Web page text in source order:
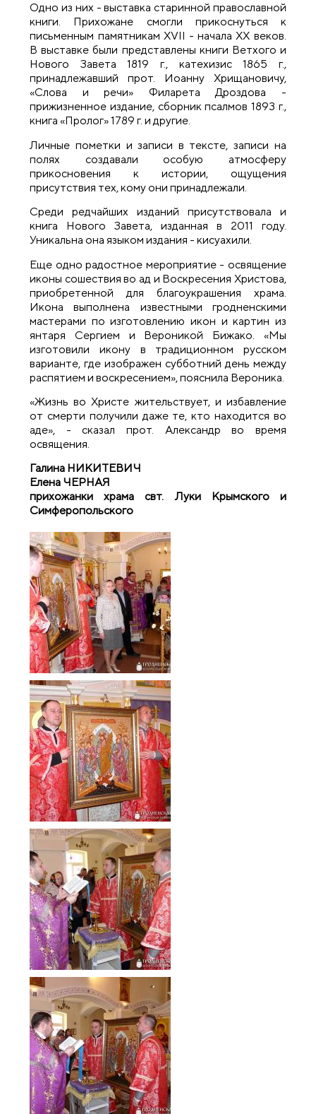
Одно из них - выставка старинной православной
книги. Прихожане смогли прикоснуться к
письменным памятникам ХVII - начала ХХ веков.
В выставке были представлены книги Ветхого и
Нового Завета 1819 г., катехизис 1865 г.,
принадлежавший прот. Иоанну Хрищановичу,
«Слова и речи» Филарета Дроздова -
прижизненное издание, сборник псалмов 1893 г.,
книга «Пролог» 1789 г. и другие.
Личные пометки и записи в тексте, записи на
полях создавали особую атмосферу
прикосновения к истории, ощущения
присутствия тех, кому они принадлежали.
Среди редчайших изданий присутствовала и
книга Нового Завета, изданная в 2011 году.
Уникальна она языком издания - кисуахили.
Еще одно радостное мероприятие - освящение
иконы сошествия во ад и Воскресения Христова,
приобретенной для благоукрашения храма.
Икона выполнена известными гродненскими
мастерами по изготовлению икон и картин из
янтаря Сергием и Вероникой Бижако. «Мы
изготовили икону в традиционном русском
варианте, где изображен субботний день между
распятием и воскресением», пояснила Вероника.
«Жизнь во Христе жительствует, и избавление
от смерти получили даже те, кто находится во
аде», - сказал прот. Александр во время
освящения.
Галина НИКИТЕВИЧ
Елена ЧЕРНАЯ
прихожанки храма свт. Луки Крымского и
Симферопольского